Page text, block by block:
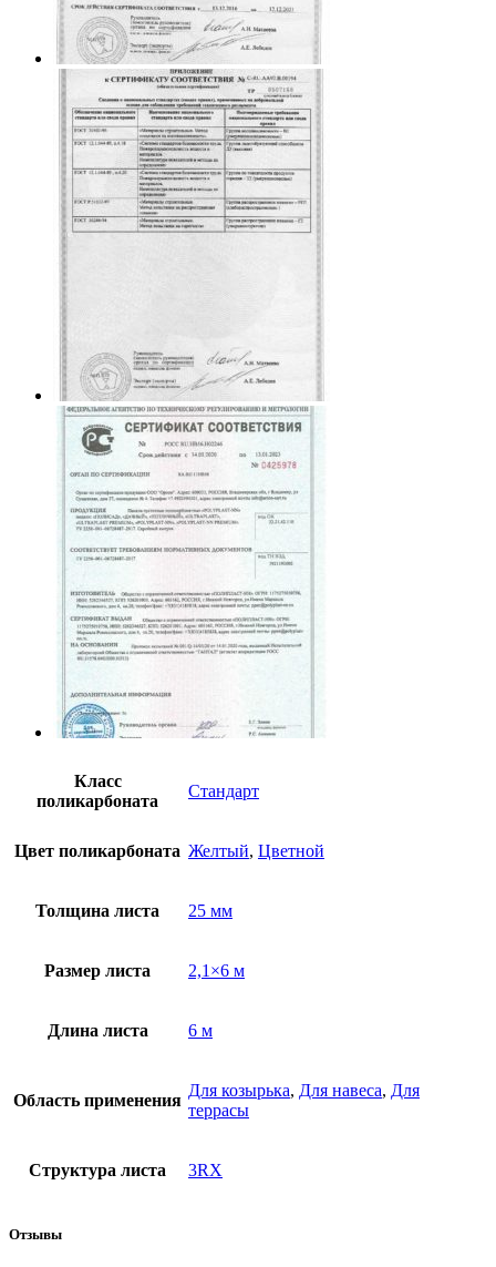
Класс
поликарбоната
Стандарт
Цвет поликарбоната Желтый, Цветной
Толщина листа 25 мм
Размер листа 2,1×6 м
Длина листа 6 м
Область применения
Для козырька, Для навеса, Для
террасы
Структура листа 3RX
Отзывы